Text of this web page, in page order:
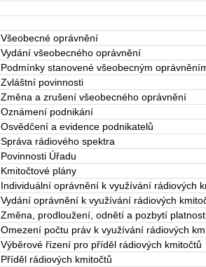
Všeobecné oprávnění
Vydání všeobecného oprávnění
Podmínky stanovené všeobecným
Zvláštní povinnosti
Změna a zrušení všeobecného oprávnění
Oznámení podnikání
Osvědčení a evidence podnikatelů
Správa rádiového spektra
Povinnosti Úřadu
Kmitočtové plány
Individuální oprávnění k využívání rádiových
Vydání oprávnění k využívání rádiových
Změna, prodloužení, odnětí a pozbytí
Omezení počtu práv k využívání rádiových
Výběrové řízení pro příděl rádiových kmitočtů
Příděl rádiových kmitočtů
"náhradě
škod"